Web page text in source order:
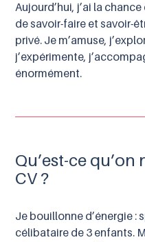
Aujourd’hui, j’ai la
de savoir-faire et savoir-
privé. Je m’amuse,
j’expérimente,
énormément.
Qu’est-ce
CV ?
Je bouillonne d’énergie :
célibataire de 3 enfants.